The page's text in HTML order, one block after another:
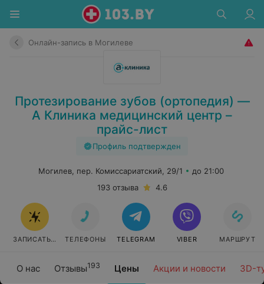
Онлайн-запись в Могилеве
Протезирование зубов (ортопедия) —
А Клиника медицинский центр –
прайс-лист
Профиль подтвержден
О нас Отзывы193 Цены Акции и новости 3D-
Могилев, пер. Комиссариатский, 29/1
до 21:00
193 отзыва
4.6
ЗАПИСАТЬСЯ ТЕЛЕФОНЫ TELEGRAM VIBER МАРШРУТ